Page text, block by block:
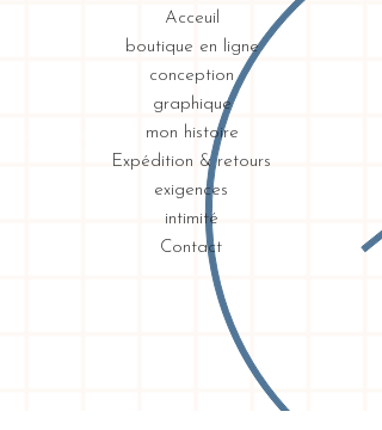
Acceuil
boutique en ligne
conception
graphique
mon histoire
Expédition & retours
exigences
intimité
Contact